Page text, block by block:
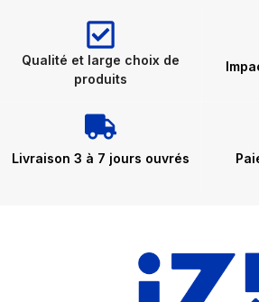
Qualité et large choix de
produits
Livraison 3 à 7 jours ouvrés